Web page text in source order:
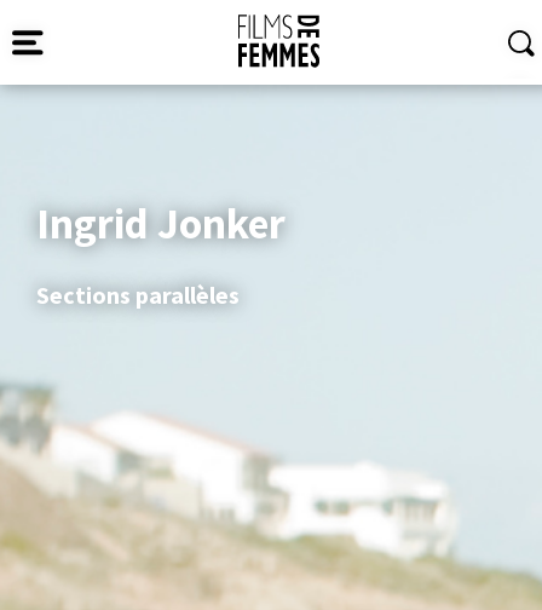
Ingrid Jonker
Sections parallèles